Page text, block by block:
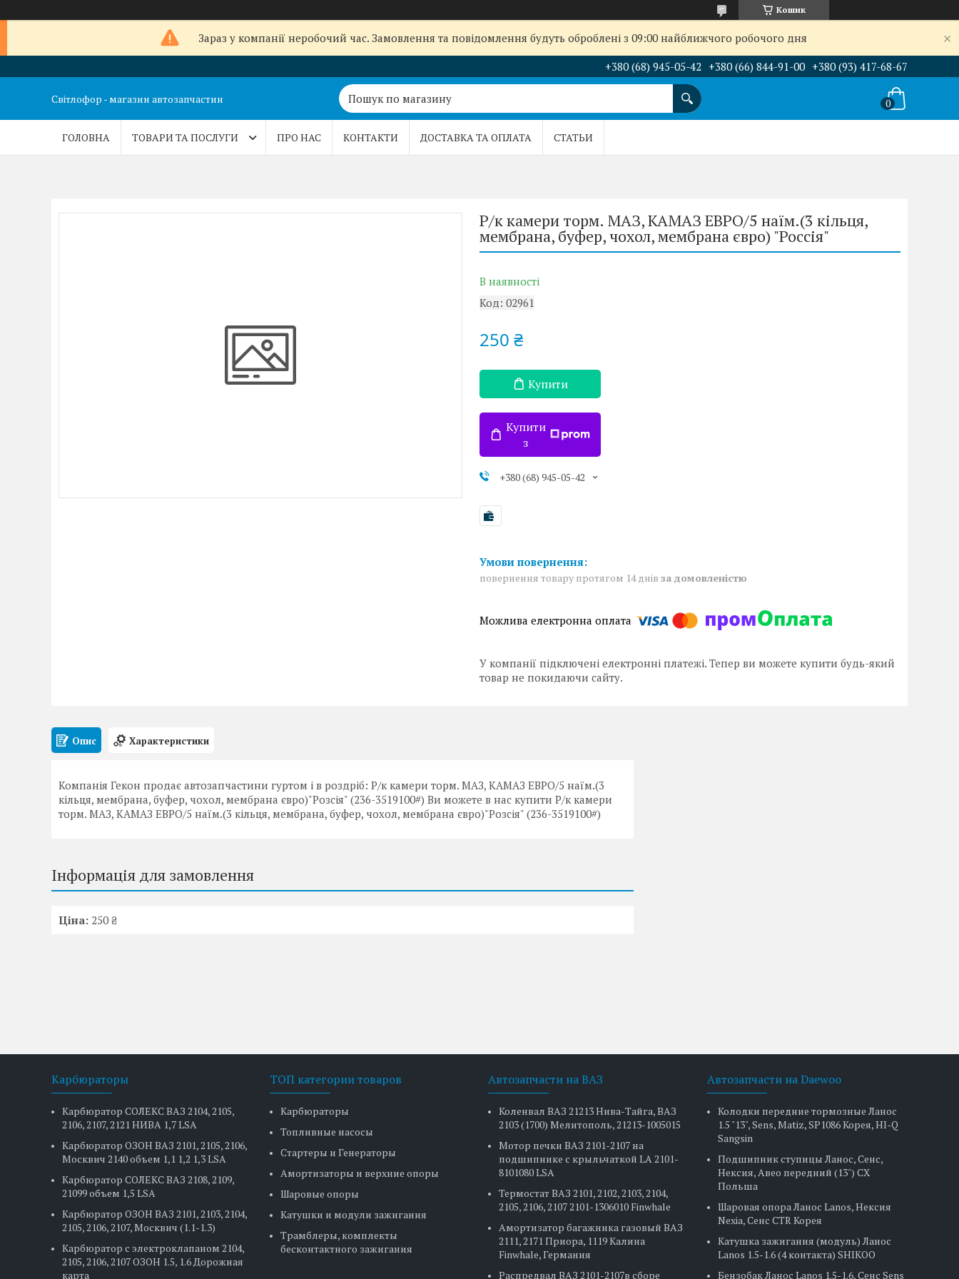
Кошик
Зараз у компанії неробочий час. Замовлення та повідомлення будуть оброблені з 09:00 найближчого робочого дня
+380 (68) 945-05-42 +380 (66) 844-91-00 +380 (93) 417-68-67
Світлофор - магазин автозапчастин
ГОЛОВНА ТОВАРИ ТА ПОСЛУГИ ПРО НАС КОНТАКТИ ДОСТАВКА ТА ОПЛАТА СТАТЬИ
Р/к камери торм. МАЗ, КАМАЗ ЕВРО/5 наїм.(3 кільця,
мембрана, буфер, чохол, мембрана євро) "Россія"
В наявності
Код: 02961
250 ₴
Купити
Купити
з
+380 (68) 945-05-42
повернення товару протягом 14 днів за домовленістю
У компанії підключені електронні платежі. Тепер ви можете купити будь-який
товар не покидаючи сайту.
Опис Характеристики
Компанія Гекон продає автозапчастини гуртом і в роздріб: Р/к камери торм. МАЗ, КАМАЗ ЕВРО/5 наїм.(3
кільця, мембрана, буфер, чохол, мембрана євро)"Розсія" (236-3519100#) Ви можете в нас купити Р/к камери
торм. МАЗ, КАМАЗ ЕВРО/5 наїм.(3 кільця, мембрана, буфер, чохол, мембрана євро)"Розсія" (236-3519100#)
Інформація для замовлення
Ціна: 250 ₴
Карбюраторы
Карбюратор СОЛЕКС ВАЗ 2104, 2105,
2106, 2107, 2121 НИВА 1,7 LSA
Карбюратор ОЗОН ВАЗ 2101, 2105, 2106,
Москвич 2140 объем 1,1 1,2 1,3 LSA
Карбюратор СОЛЕКС ВАЗ 2108, 2109,
21099 объем 1,5 LSA
Карбюратор ОЗОН ВАЗ 2101, 2103, 2104,
2105, 2106, 2107, Москвич (1.1-1.3)
Карбюратор с электроклапаном 2104,
2105, 2106, 2107 ОЗОН 1.5, 1.6 Дорожная
карта
ТОП категории товаров
Карбюраторы
Топливные насосы
Стартеры и Генераторы
Амортизаторы и верхние опоры
Шаровые опоры
Катушки и модули зажигания
Трамблеры, комплекты
бесконтактного зажигания
Автозапчасти на ВАЗ
Коленвал ВАЗ 21213 Нива-Тайга, ВАЗ
2103 (1700) Мелитополь, 21213-1005015
Мотор печки ВАЗ 2101-2107 на
подшипнике с крыльчаткой LA 2101-
8101080 LSA
Термостат ВАЗ 2101, 2102, 2103, 2104,
2105, 2106, 2107 2101-1306010 Finwhale
Амортизатор багажника газовый ВАЗ
2111, 2171 Приора, 1119 Калина
Finwhale, Германия
Распредвал ВАЗ 2101-2107в сборе
Автозапчасти на Daewoo
Колодки передние тормозные Ланос
1.5 "13", Sens, Matiz, SP1086 Корея, HI-Q
Sangsin
Подшипник ступицы Ланос, Сенс,
Нексия, Авео передний (13") CX
Польша
Шаровая опора Ланос Lanos, Нексия
Nexia, Сенс CTR Корея
Катушка зажигания (модуль) Ланос
Lanos 1.5-1.6 (4 контакта) SHIKOO
Бензобак Ланос Lanos 1.5-1.6, Сенс Sens